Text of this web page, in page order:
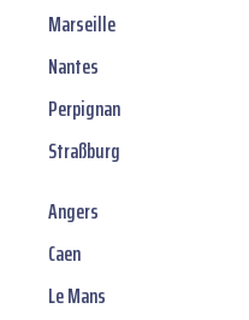
Marseille
Nantes
Perpignan
Straßburg
Angers
Caen
Le Mans